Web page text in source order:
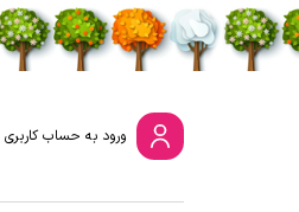
ورود به حساب کاربری